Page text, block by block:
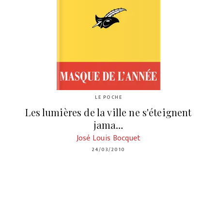
LE POCHE
Les lumières de la ville ne s'éteignent
jama…
José Louis Bocquet
24/03/2010